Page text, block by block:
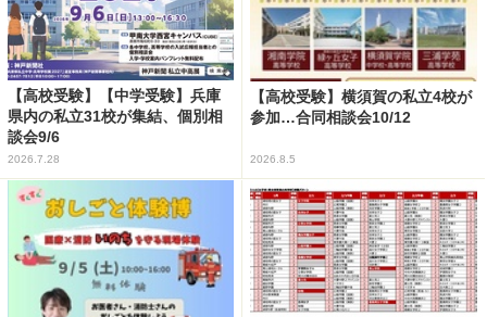
【高校受験】【中学受験】兵庫
県内の私立31校が集結、個別相
談会9/6
2026.7.28
【高校受験】横須賀の私立4校が
参加…合同相談会10/12
2026.8.5